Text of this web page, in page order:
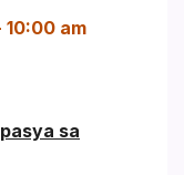
10:00 am
sa